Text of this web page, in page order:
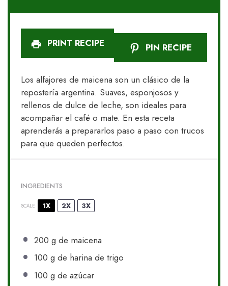
PRINT RECIPE PIN RECIPE
Los alfajores de maicena son un clásico de la
repostería argentina. Suaves, esponjosos y
rellenos de dulce de leche, son ideales para
acompañar el café o mate. En esta receta
aprenderás a prepararlos paso a paso con trucos
para que queden perfectos.
INGREDIENTS
SCALE 1X 2X 3X
200 g de maicena
100 g de harina de trigo
100 g de azúcar